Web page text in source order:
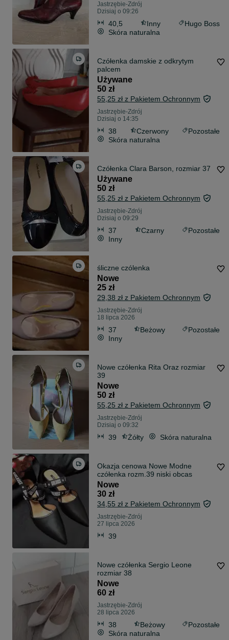
Jastrzębie-Zdrój
Dzisiaj o 09:26
40,5 Inny
Hugo Boss
Skóra naturalna
Czółenka damskie z odkrytym
palcem
Używane
50 zł
55,25 zł z Pakietem Ochronnym
Jastrzębie-Zdrój
Dzisiaj o 14:35
38 Czerwony
Pozostałe
Skóra naturalna
Czółenka Clara Barson, rozmiar 37
Używane
50 zł
55,25 zł z Pakietem Ochronnym
Jastrzębie-Zdrój
Dzisiaj o 09:29
37 Czarny
Pozostałe
Inny
śliczne czólenka
Nowe
25 zł
29,38 zł z Pakietem Ochronnym
Jastrzębie-Zdrój
18 lipca 2026
37 Beżowy
Pozostałe
Inny
Nowe czółenka Rita Oraz rozmiar
39
Nowe
50 zł
55,25 zł z Pakietem Ochronnym
Jastrzębie-Zdrój
Dzisiaj o 09:32
39 Żółty Skóra naturalna
Okazja cenowa Nowe Modne
czółenka rozm.39 niski obcas
Nowe
30 zł
34,55 zł z Pakietem Ochronnym
Jastrzębie-Zdrój
27 lipca 2026
39
Nowe czółenka Sergio Leone
rozmiar 38
Nowe
60 zł
Jastrzębie-Zdrój
28 lipca 2026
38 Beżowy
Pozostałe
Skóra naturalna